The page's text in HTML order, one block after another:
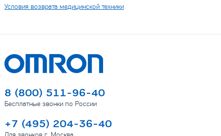
Условия возврата медицинской техники
8 (800) 511-96-40
Бесплатные звонки по России
+7 (495) 204-36-40